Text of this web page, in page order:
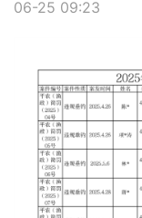
06-25 09:23